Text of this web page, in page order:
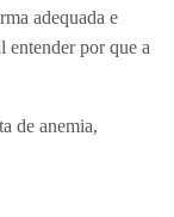
adequada e
entender por que a
de anemia,